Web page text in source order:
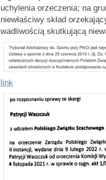
uchylenia orzeczenia; na
niewłaściwy skład
wadliwością skutkującą
link